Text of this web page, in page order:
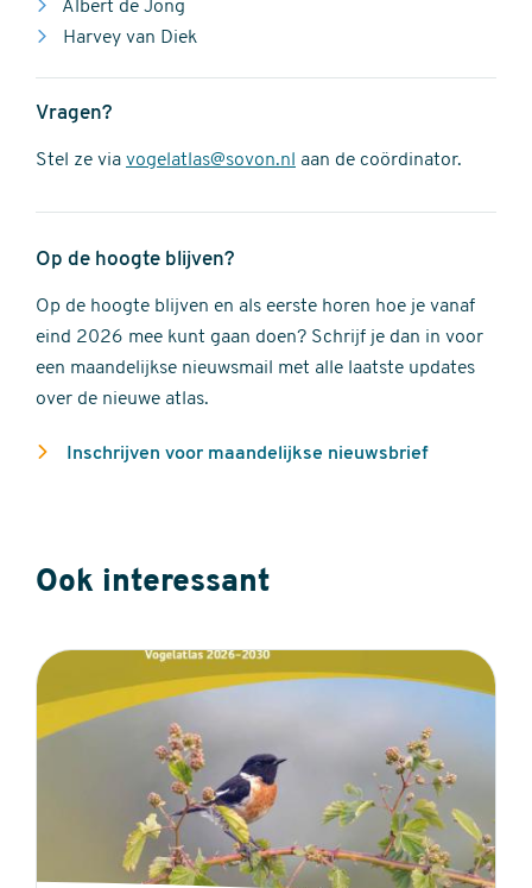
Albert de Jong
Harvey van Diek
Vragen?
Stel ze via vogelatlas@sovon.nl aan de coördinator.
Op de hoogte blijven?
Op de hoogte blijven en als eerste horen hoe je vanaf
eind 2026 mee kunt gaan doen? Schrijf je dan in voor
een maandelijkse nieuwsmail met alle laatste updates
over de nieuwe atlas.
Inschrijven voor maandelijkse nieuwsbrief
Ook interessant